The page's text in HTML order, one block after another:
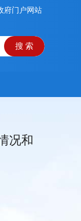
府门户网站
况和